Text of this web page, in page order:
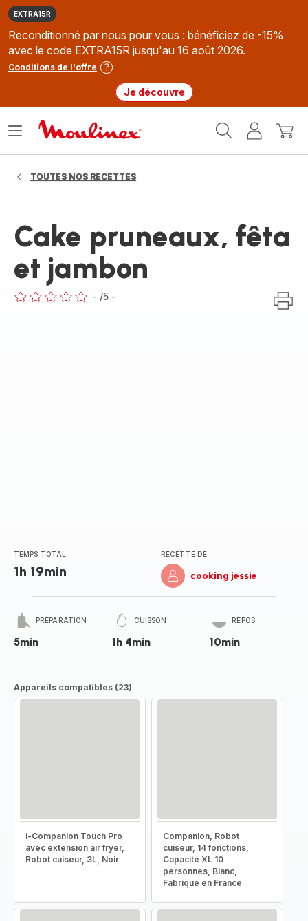
EXTRA15R
Reconditionné par nous pour vous : bénéficiez de -15%
avec le code EXTRA15R jusqu'au 16 août 2026.
Conditions de l'offre
Je découvre
MonMon
Ouvrir
TOUTES NOS RECETTES
Cake pruneaux, fêta
et jambon
- /5 -
TEMPS TOTAL
1h 19min
RECETTE DE
cooking jessie
PRÉPARATION
5min
CUISSON
1h 4min
REPOS
10min
Appareils compatibles (23)
i-Companion Touch Pro
avec extension air fryer,
Robot cuiseur, 3L, Noir
Companion, Robot
cuiseur, 14 fonctions,
Capacité XL 10
personnes, Blanc,
Fabriqué en France